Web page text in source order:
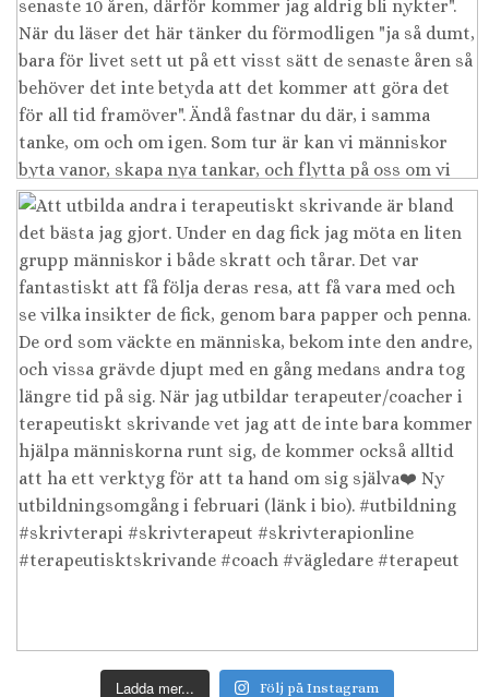
Ladda mer... Följ på Instagram